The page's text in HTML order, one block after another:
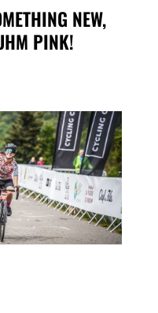
NEW,
PINK!